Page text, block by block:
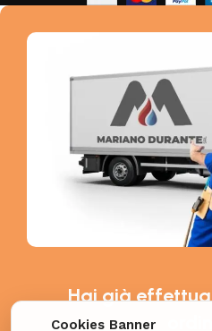
Cookies Banner
Hai già